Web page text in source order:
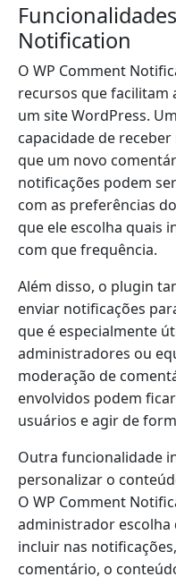
Notification
O WP Comment
recursos que facilitam
um site WordPress.
capacidade de
que um novo
notificações podem
com as preferências
que ele escolha quais
com que frequência.
Além disso, o plugin
enviar notificações
que é especialmente
administradores ou
moderação de
envolvidos podem
usuários e agir de
Outra funcionalidade
personalizar o
O WP Comment
administrador escolha
incluir nas
comentário, o